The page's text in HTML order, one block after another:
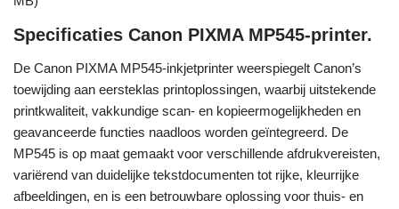
Specificaties Canon PIXMA MP545-printer.
De Canon PIXMA MP545-inkjetprinter weerspiegelt Canon’s
toewijding aan eersteklas printoplossingen, waarbij uitstekende
printkwaliteit, vakkundige scan- en kopieermogelijkheden en
geavanceerde functies naadloos worden geïntegreerd. De
MP545 is op maat gemaakt voor verschillende afdrukvereisten,
variërend van duidelijke tekstdocumenten tot rijke, kleurrijke
afbeeldingen, en is een betrouwbare oplossing voor thuis- en